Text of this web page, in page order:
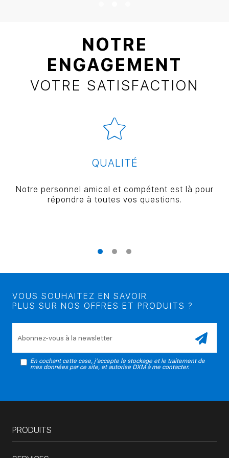
NOTRE
ENGAGEMENT
VOTRE SATISFACTION
QUALITÉ
Notre personnel amical et compétent est là pour
répondre à toutes vos questions.
VOUS SOUHAITEZ EN SAVOIR
PLUS SUR NOS OFFRES ET PRODUITS ?
En cochant cette case, j'accepte le stockage et le traitement de
mes données par ce site, et autorise DXM à me contacter.
PRODUITS